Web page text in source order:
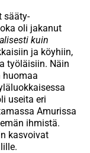
sääty-
oli jakanut
kuin
ja köyhiin,
työläisiin. Näin
huomaa
useita eri
Amurissa
ihmistä.
kasvoivat